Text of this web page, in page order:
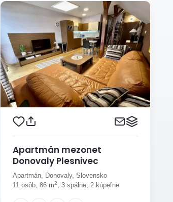
Apartmán mezonet
Donovaly Plesnivec
Apartmán, Donovaly, Slovensko
11 osôb, 86 m2, 3 spálne, 2 kúpeľne